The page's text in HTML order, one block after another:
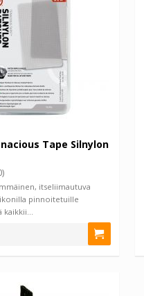
Tape Silnylon
itseliimautuva
pinnoitetuille
kaikkii…